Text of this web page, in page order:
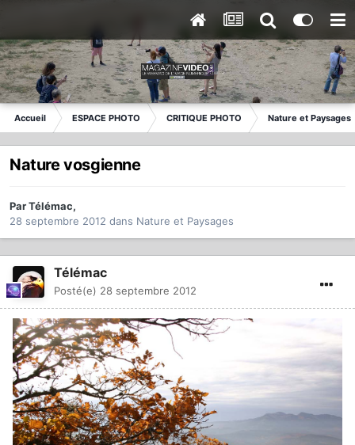
Accueil ESPACE PHOTO CRITIQUE PHOTO Nature et Paysages
Nature vosgienne
ParTélémac,
28 septembre 2012 dans Nature et Paysages
Télémac
Posté(e) 28 septembre 2012